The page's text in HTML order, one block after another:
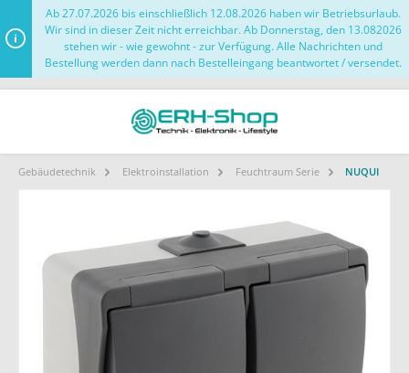
Ab 27.07.2026 bis einschließlich 12.08.2026 haben wir Betriebsurlaub.
Wir sind in dieser Zeit nicht erreichbar. Ab Donnerstag, den 13.082026
stehen wir - wie gewohnt - zur Verfügung. Alle Nachrichten und
Bestellung werden dann nach Bestelleingang beantwortet / versendet.
Gebäudetechnik Elektroinstallation Feuchtraum Serie NUQUI